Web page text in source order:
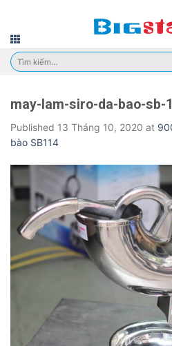
content
Tìm
kiếm:
may-lam-siro-da-bao-sb-
Published 13 Tháng 10, 2020 at
bào SB114